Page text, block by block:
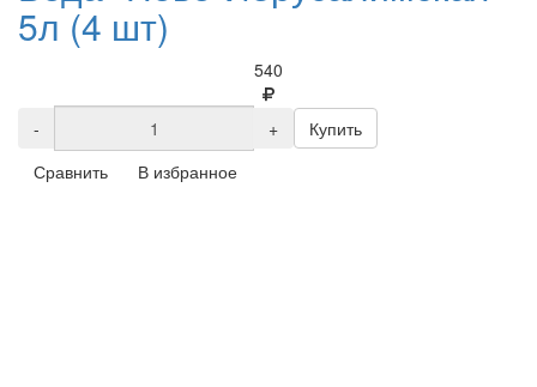
5л (4 шт)
540
- +
Купить
Сравнить
В избранное